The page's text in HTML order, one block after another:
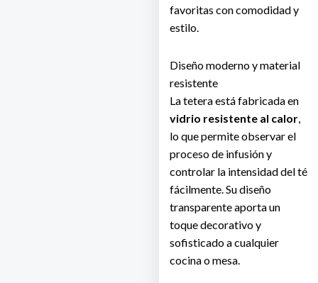
favoritas con comodidad y
estilo.
Diseño moderno y material
resistente
La tetera está fabricada en
vidrio resistente al calor,
lo que permite observar el
proceso de infusión y
controlar la intensidad del té
fácilmente. Su diseño
transparente aporta un
toque decorativo y
sofisticado a cualquier
cocina o mesa.